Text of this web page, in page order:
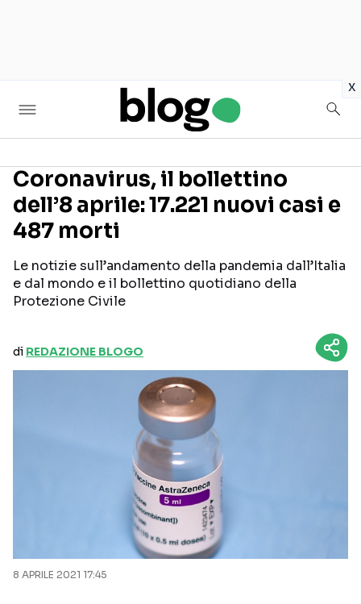
x
Seguici sui social
Coronavirus, il bollettino
dell’8 aprile: 17.221 nuovi casi e
487 morti
Le notizie sull’andamento della pandemia dall’Italia
e dal mondo e il bollettino quotidiano della
Protezione Civile
di REDAZIONE BLOGO
8 APRILE 2021 17:45